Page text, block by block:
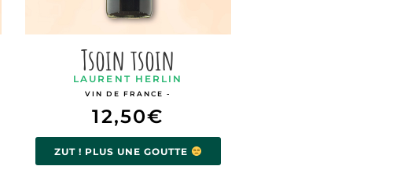
Tsoin tsoin
LAURENT HERLIN
VIN DE FRANCE -
12,50€
ZUT ! PLUS UNE GOUTTE